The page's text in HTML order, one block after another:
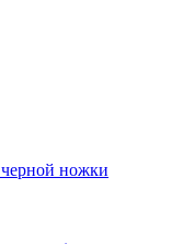
ножки